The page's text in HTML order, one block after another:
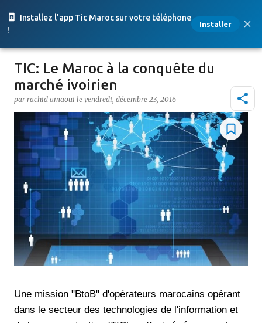
Installez l'app Tic Maroc sur votre téléphone
!
Installer
Accéder au contenu principal
TIC: Le Maroc à la conquête du
marché ivoirien
par rachid amaoui le vendredi, décembre 23, 2016
Une mission "BtoB" d'opérateurs marocains opérant
dans le secteur des technologies de l'information et